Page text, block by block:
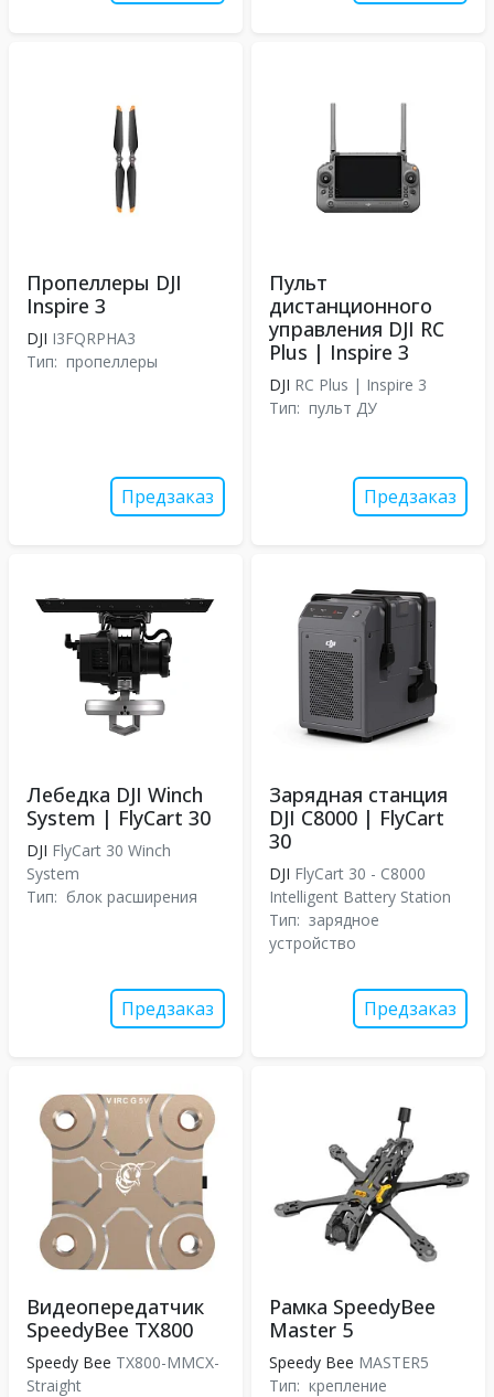
Пропеллеры DJI
Inspire 3
DJI I3FQRPHA3
Тип: пропеллеры
Предзаказ
Пульт
дистанционного
управления DJI RC
Plus | Inspire 3
DJI RC Plus | Inspire 3
Тип: пульт ДУ
Предзаказ
Лебедка DJI Winch
System | FlyCart 30
DJI FlyCart 30 Winch
System
Тип: блок расширения
Предзаказ
Зарядная станция
DJI C8000 | FlyCart
30
DJI FlyCart 30 - C8000
Intelligent Battery Station
Тип: зарядное
устройство
Предзаказ
Видеопередатчик
SpeedyBee TX800
Speedy Bee TX800-MMCX-
Straight
Рамка SpeedyBee
Master 5
Speedy Bee MASTER5
Тип: крепление